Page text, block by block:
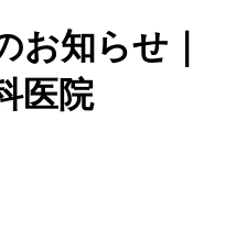
お知らせ｜
医院